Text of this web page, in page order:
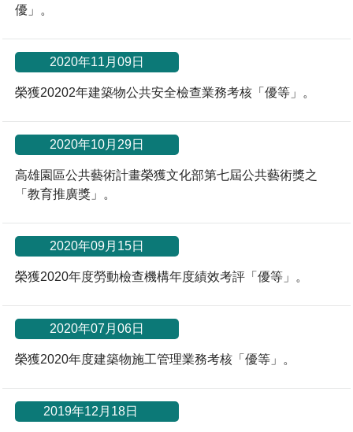
優」。
2020年11月09日
榮獲20202年建築物公共安全檢查業務考核「優等」。
2020年10月29日
高雄園區公共藝術計畫榮獲文化部第七屆公共藝術獎之
「教育推廣獎」。
2020年09月15日
榮獲2020年度勞動檢查機構年度績效考評「優等」。
2020年07月06日
榮獲2020年度建築物施工管理業務考核「優等」。
2019年12月18日